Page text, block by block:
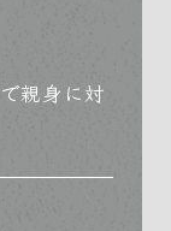
親身に対